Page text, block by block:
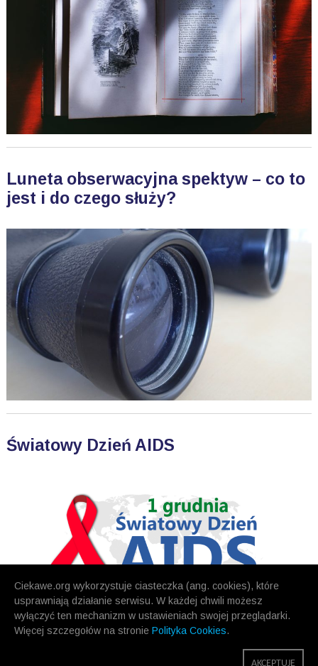
Ciekawe.org wykorzystuje ciasteczka (ang. cookies), które
usprawniają działanie serwisu. W każdej chwili możesz
wyłączyć ten mechanizm w ustawieniach swojej przeglądarki.
Więcej szczegołów na stronie Polityka Cookies.
AKCEPTUJĘ
Luneta obserwacyjna spektyw – co to
jest i do czego służy?
Światowy Dzień AIDS
NASTĘPNE